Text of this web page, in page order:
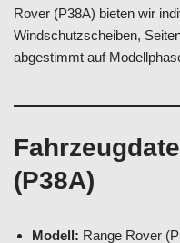
Rover (P38A) bieten wir
Windschutzscheiben,
abgestimmt auf
(P38A)
Modell: Range Rover